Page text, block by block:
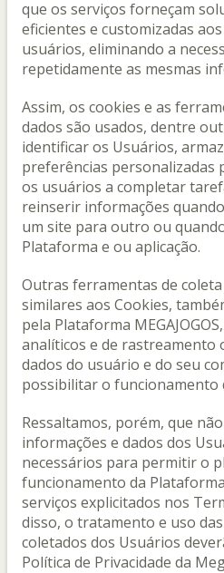
que os serviços forneçam
eficientes e customizadas
usuários, eliminando a
repetidamente as mesmas
Assim, os cookies e as
dados são usados, dentre
identificar os Usuários,
preferências personalizadas
os usuários a completar
reinserir informações
um site para outro ou
Plataforma e ou aplicação.
Outras ferramentas de
similares aos Cookies,
pela Plataforma
analíticos e de rastreamento
dados do usuário e do seu
possibilitar o funcionamento
Ressaltamos, porém, que
informações e dados dos
necessários para permitir o
funcionamento da
serviços explicitados nos
disso, o tratamento e uso
coletados dos Usuários
Política de Privacidade da